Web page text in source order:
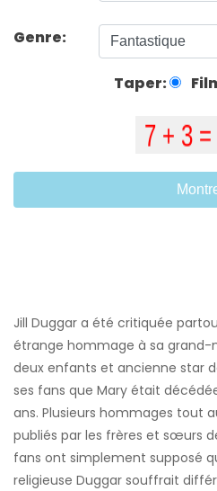
Genre:
Taper:
Jill Duggar a été critiquée
étrange hommage à sa grand-
deux enfants et ancienne star
ses fans que Mary était
ans. Plusieurs hommages tout
publiés par les frères et sœurs
fans ont simplement supposé
religieuse Duggar souffrait